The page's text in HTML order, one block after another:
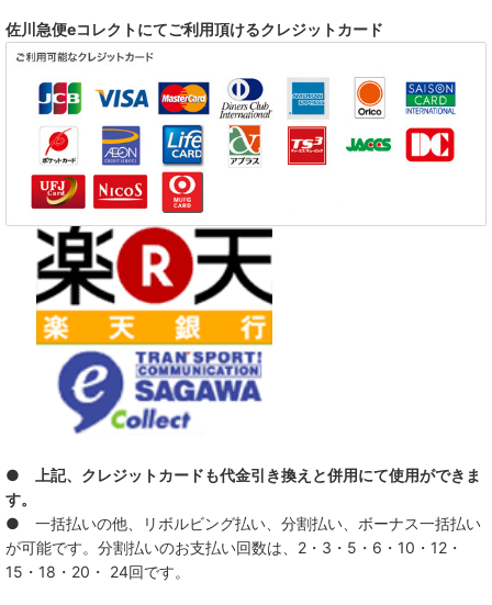
佐川急便eコレクトにてご利用頂けるクレジットカード
● 上記、クレジットカードも代金引き換えと併用にて使用ができま
す。
● 一括払いの他、リボルビング払い、分割払い、ボーナス一括払い
が可能です。分割払いのお支払い回数は、2・3・5・6・10・12・
15・18・20・ 24回です。